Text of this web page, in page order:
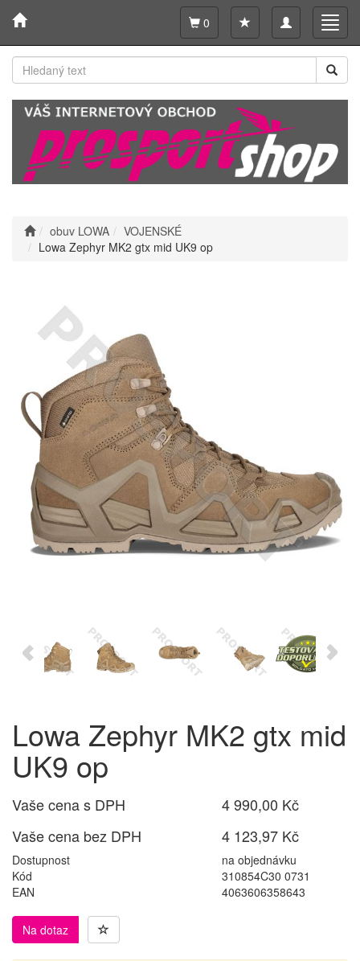
Toggle
navigation
0
obuv LOWA
VOJENSKÉ
Lowa Zephyr MK2 gtx mid UK9 op
Lowa Zephyr MK2 gtx mid
UK9 op
Vaše cena s DPH
4 990,00 Kč
Vaše cena bez DPH
4 123,97 Kč
Dostupnost
na objednávku
Kód
310854C30 0731
EAN
4063606358643
Na dotaz